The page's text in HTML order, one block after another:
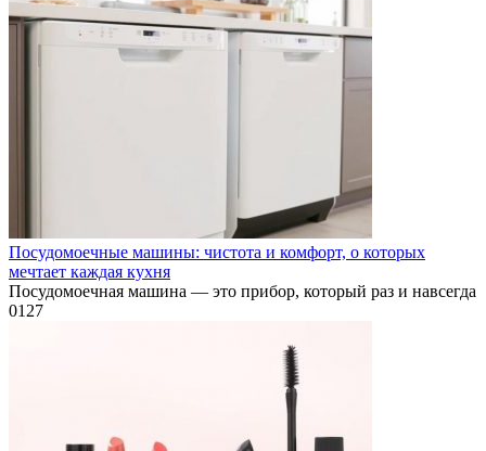
Посудомоечные машины: чистота и комфорт, о которых
мечтает каждая кухня
Посудомоечная машина — это прибор, который раз и навсегда
0127